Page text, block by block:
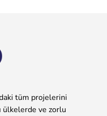
tüm projelerini
ülkelerde ve zorlu